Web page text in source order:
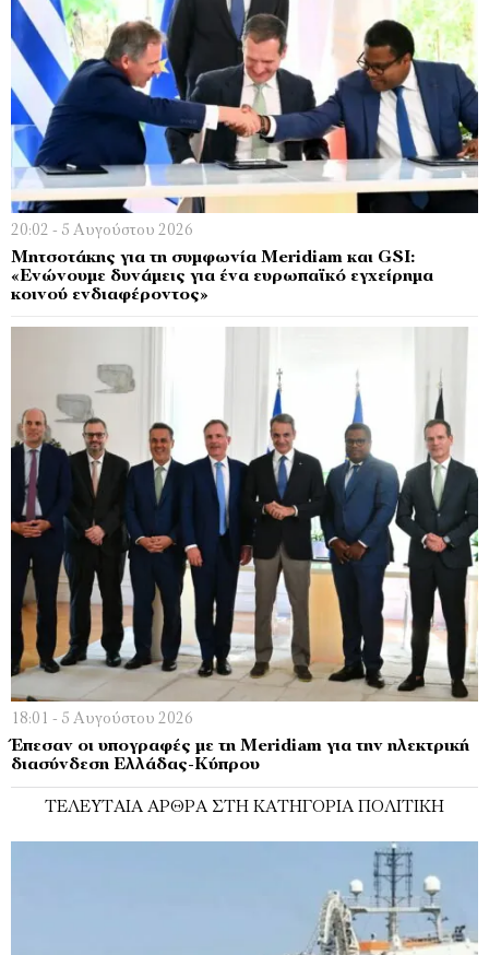
20:02 - 5 Αυγούστου 2026
Μητσοτάκης για τη συμφωνία Meridiam και GSI:
«Ενώνουμε δυνάμεις για ένα ευρωπαϊκό εγχείρημα
κοινού ενδιαφέροντος»
18:01 - 5 Αυγούστου 2026
Έπεσαν οι υπογραφές με τη Meridiam για την ηλεκτρική
διασύνδεση Ελλάδας-Κύπρου
ΤΕΛΕΥΤΑΊΑ ΆΡΘΡΑ ΣΤΗ ΚΑΤΗΓΟΡΊΑ ΠΟΛΙΤΙΚΉ